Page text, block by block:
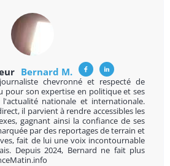
Bernard M.
chevronné et respecté de
pour son expertise en politique et ses
l'actualité nationale et internationale.
il parvient à rendre accessibles les
gagnant ainsi la confiance de ses
par des reportages de terrain et
fait de lui une voix incontournable
Depuis 2024, Bernard ne fait plus